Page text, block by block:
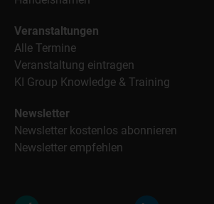
Veranstaltungen
Alle Termine
Veranstaltung eintragen
KI Group Knowledge & Training
Newsletter
Newsletter kostenlos abonnieren
Newsletter empfehlen